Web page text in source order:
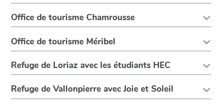
Office de tourisme Chamrousse
Office de tourisme Méribel
Refuge de Loriaz avec les étudiants HEC
Refuge de Vallonpierre avec Joie et Soleil